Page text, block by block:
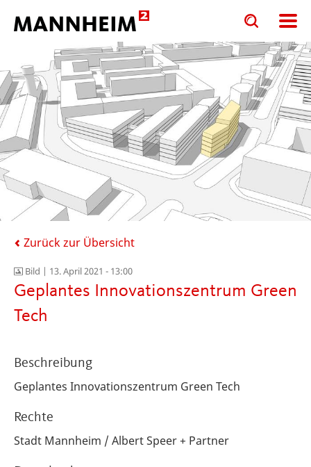
Toggle
search
input
form
Toggle
search
input
Zurück zur Übersicht
Bild | 13. April 2021 - 13:00
Geplantes Innovationszentrum Green
Tech
Beschreibung
Geplantes Innovationszentrum Green Tech
Rechte
Stadt Mannheim / Albert Speer + Partner